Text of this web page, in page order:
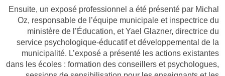
Ensuite, un exposé professionnel a été présenté par Michal
Oz, responsable de l’équipe municipale et inspectrice du
ministère de l’Éducation, et Yael Glazner, directrice du
service psychologique-éducatif et développemental de la
municipalité. L’exposé a présenté les actions existantes
dans les écoles : formation des conseillers et psychologues,